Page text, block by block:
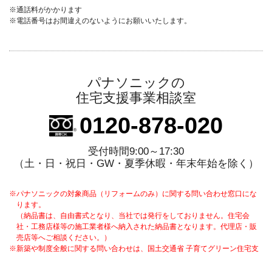
※通話料がかかります
※電話番号はお間違えのないようにお願いいたします。
パナソニックの
住宅支援事業相談室
0120-878-020
受付時間9:00～17:30
（土・日・祝日・GW・夏季休暇・年末年始を除く）
※パナソニックの対象商品（リフォームのみ）に関する問い合わせ窓口にな
ります。
（納品書は、自由書式となり、当社では発行をしておりません。住宅会
社・工務店様等の施工業者様へ納入された納品書となります。代理店・販
売店等へご相談ください。）
※新築や制度全般に関する問い合わせは、国土交通省 子育てグリーン住宅支